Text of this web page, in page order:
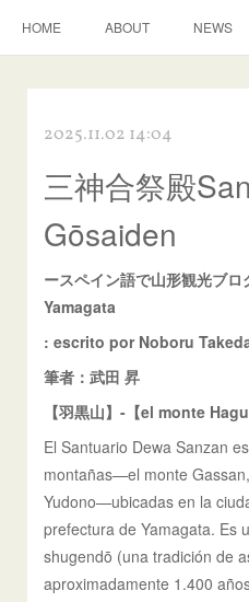
HOME ABOUT NEWS
2025.11.02 14:04
三神合祭殿
Gōsaiden
ースペイン語で山形観光ブ
Yamagata
:escrito por Noboru
筆者：武田 昇
【羽黒山】-【el monte
El Santuario Dewa Sanzan
montañas—el monte
Yudono—ubicadas en la
prefectura de Yamagata. Es
shugendō (una tradición de
aproximadamente 1.400